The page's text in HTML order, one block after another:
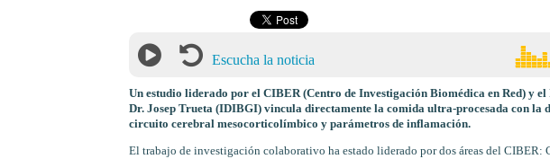
Escucha la noticia
Un estudio liderado por el CIBER (Centro de Investigación Biomédica en Red) y
Dr. Josep Trueta (IDIBGI) vincula directamente la comida ultra-procesada con la
circuito cerebral mesocorticolímbico y parámetros de inflamación.
El trabajo de investigación colaborativo ha estado liderado por dos áreas del